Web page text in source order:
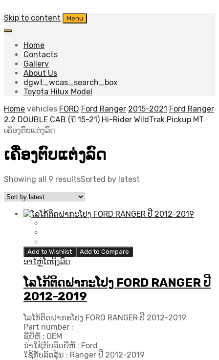
Skip to content Menu
Home
Contacts
Gallery
About Us
dgwt_wcas_search_box
Toyota Hilux Model
Home vehicles FORD Ford Ranger 2015-2021 Ford Ranger
2.2 DOUBLE CAB (ปี 15-21) Hi-Rider WildTrak Pickup MT
ເຄື່ອງຕົບແຕ່ງລົດ
ເຄື່ອງຕົບແຕ່ງລົດ
Showing all 9 resultsSorted by latest
Add to Wishlist Add to Compare
ອາໄຫຼ່ໂຕຖັງລົດ
ໂລໂກ້ຕິດຝາກະໂປງ FORD RANGER ປີ
2012-2019
ໂລໂກ້ຕິດຝາກະໂປງ FORD RANGER ປີ 2012-2019
Part number :
ຊື່ຍີ່ຫໍ້ : OEM
ນຳໃຊ້ກັບລົດຍີ່ຫໍ້ : Ford
ໃຊ້ກັບລົດລຸ້ນ : Ranger ປີ 2012-2019